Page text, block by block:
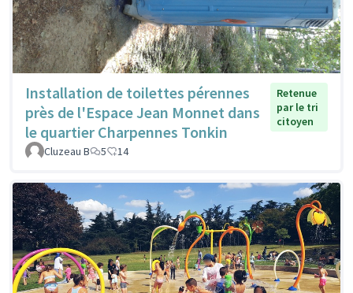
Installation de toilettes pérennes
près de l'Espace Jean Monnet dans
le quartier Charpennes Tonkin
Retenue
par le tri
citoyen
Cluzeau B 5 14